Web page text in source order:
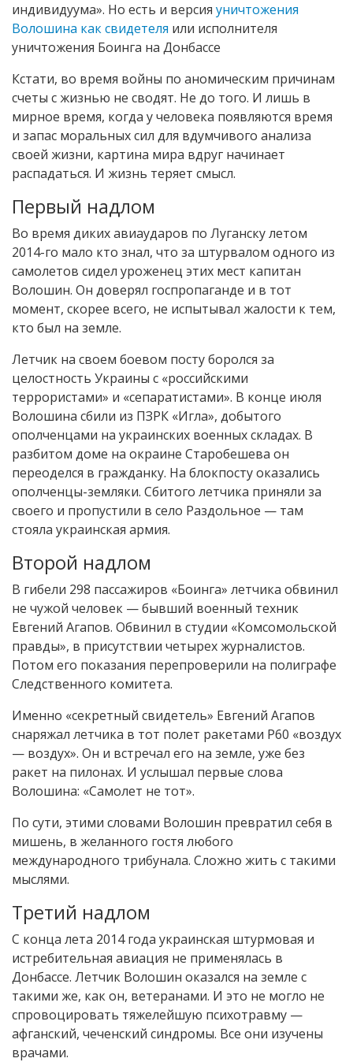
индивидуума». Но есть и версия уничтожения
Волошина как свидетеля или исполнителя
уничтожения Боинга на Донбассе
Кстати, во время войны по аномическим причинам
счеты с жизнью не сводят. Не до того. И лишь в
мирное время, когда у человека появляются время
и запас моральных сил для вдумчивого анализа
своей жизни, картина мира вдруг начинает
распадаться. И жизнь теряет смысл.
Первый надлом
Во время диких авиаударов по Луганску летом
2014-го мало кто знал, что за штурвалом одного из
самолетов сидел уроженец этих мест капитан
Волошин. Он доверял госпропаганде и в тот
момент, скорее всего, не испытывал жалости к тем,
кто был на земле.
Летчик на своем боевом посту боролся за
целостность Украины с «российскими
террористами» и «сепаратистами». В конце июля
Волошина сбили из ПЗРК «Игла», добытого
ополченцами на украинских военных складах. В
разбитом доме на окраине Старобешева он
переоделся в гражданку. На блокпосту оказались
ополченцы-земляки. Сбитого летчика приняли за
своего и пропустили в село Раздольное — там
стояла украинская армия.
Второй надлом
В гибели 298 пассажиров «Боинга» летчика обвинил
не чужой человек — бывший военный техник
Евгений Агапов. Обвинил в студии «Комсомольской
правды», в присутствии четырех журналистов.
Потом его показания перепроверили на полиграфе
Следственного комитета.
Именно «секретный свидетель» Евгений Агапов
снаряжал летчика в тот полет ракетами Р60 «воздух
— воздух». Он и встречал его на земле, уже без
ракет на пилонах. И услышал первые слова
Волошина: «Самолет не тот».
По сути, этими словами Волошин превратил себя в
мишень, в желанного гостя любого
международного трибунала. Сложно жить с такими
мыслями.
Третий надлом
С конца лета 2014 года украинская штурмовая и
истребительная авиация не применялась в
Донбассе. Летчик Волошин оказался на земле с
такими же, как он, ветеранами. И это не могло не
спровоцировать тяжелейшую психотравму —
афганский, чеченский синдромы. Все они изучены
врачами.